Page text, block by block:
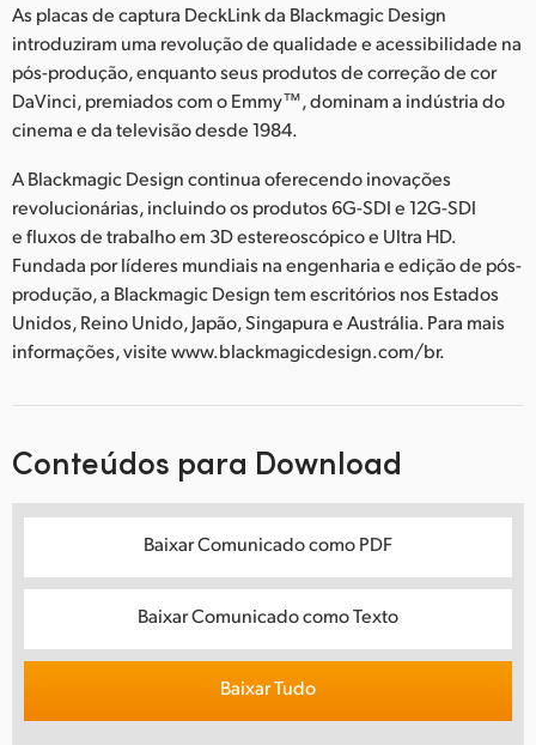
As placas de captura DeckLink da Blackmagic Design
introduziram uma revolução de qualidade e acessibilidade na
pós-produção, enquanto seus produtos de correção de cor
DaVinci, premiados com o Emmy™, dominam a indústria do
cinema e da televisão desde 1984.
A Blackmagic Design continua oferecendo inovações
revolucionárias, incluindo os produtos 6G-SDI e 12G-SDI
e fluxos de trabalho em 3D estereoscópico e Ultra HD.
Fundada por líderes mundiais na engenharia e edição de pós-
produção, a Blackmagic Design tem escritórios nos Estados
Unidos, Reino Unido, Japão, Singapura e Austrália. Para mais
informações, visite www.blackmagicdesign.com/br.
Conteúdos para Download
Baixar Comunicado como PDF
Baixar Comunicado como Texto
Baixar Tudo